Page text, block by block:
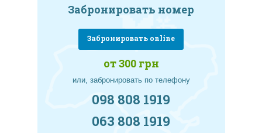
Забронировать номер
Забронировать online
от 300 грн
или, забронировать по телефону
098 808 1919
063 808 1919